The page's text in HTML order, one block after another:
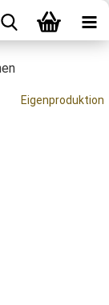
Eigenproduktion